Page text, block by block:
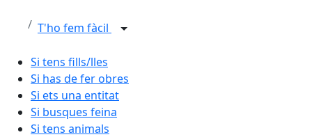
T'ho fem fàcil
Si tens fills/lles
Si has de fer obres
Si ets una entitat
Si busques feina
Si tens animals